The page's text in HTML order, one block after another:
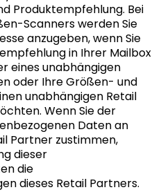
Produktempfehlung. Bei
Scanners werden Sie
anzugeben, wenn Sie
in Ihrer Mailbox
eines unabhängigen
oder Ihre Größen- und
unabhängigen Retail
Wenn Sie der
Daten an
Partner zustimmen,
dieser
die
dieses Retail Partners.